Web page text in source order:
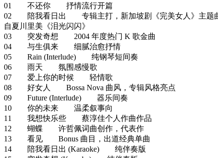
01 不还你 抒情流行开篇
02 陪我看日出 专辑主打，新加坡剧《完美女人》主题
自夏川里美《泪光闪闪》
03 突发奇想 2004 年度热门 K 歌金曲
04 与生俱来 细腻治愈抒情
05 Rain (Interlude) 纯钢琴短间奏
06 雨天 氛围感慢歌
07 爱上你的时候 轻情歌
08 好女人 Bossa Nova 曲风，专辑风格亮点
09 Future (Interlude) 器乐间奏
10 你的未来 温柔叙事向
11 我想快乐些 蔡淳佳个人作曲作品
12 蝴蝶 许哲佩词曲创作，代表作
13 看见 Bonus 曲目，出道经典单曲
14 陪我看日出 (Karaoke) 纯伴奏版